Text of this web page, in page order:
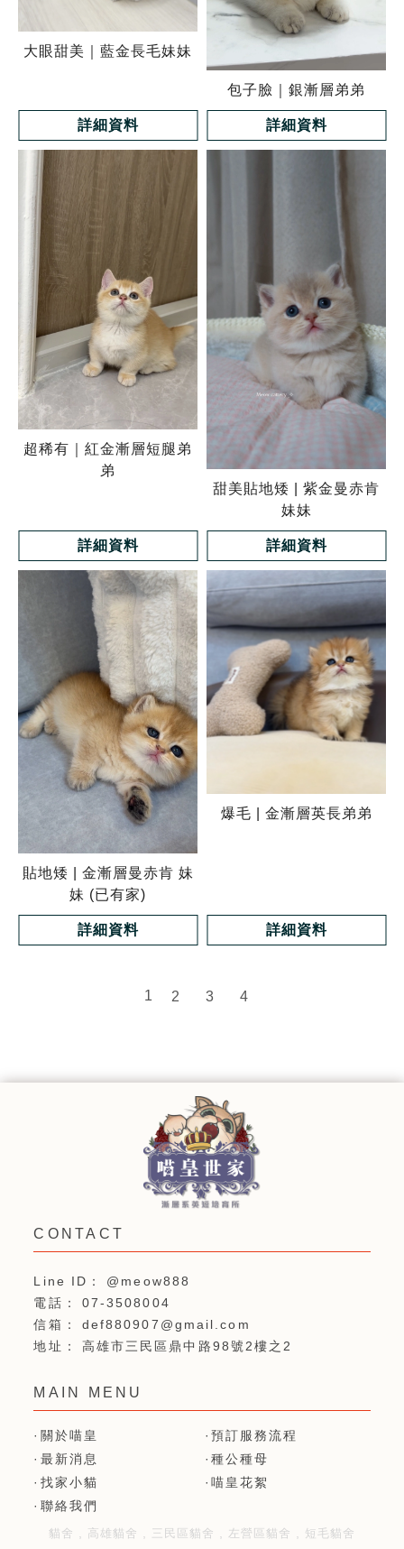
大眼甜美｜藍金長毛妹妹
詳細資料
包子臉｜銀漸層弟弟
詳細資料
超稀有｜紅金漸層短腿弟
弟
詳細資料
甜美貼地矮 | 紫金曼赤肯
妹妹
詳細資料
貼地矮 | 金漸層曼赤肯 妹
妹 (已有家)
詳細資料
爆毛 | 金漸層英長弟弟
詳細資料
1 2 3 4
@meow888
07-3508004
def880907@gmail.com
高雄市三民區鼎中路98號2樓之2
關於喵皇
預訂服務流程
最新消息
種公種母
找家小貓
喵皇花絮
聯絡我們
貓舍 高雄貓舍 三民區貓舍 左營區貓舍 短毛貓舍